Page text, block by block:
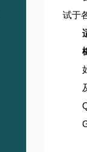
试于